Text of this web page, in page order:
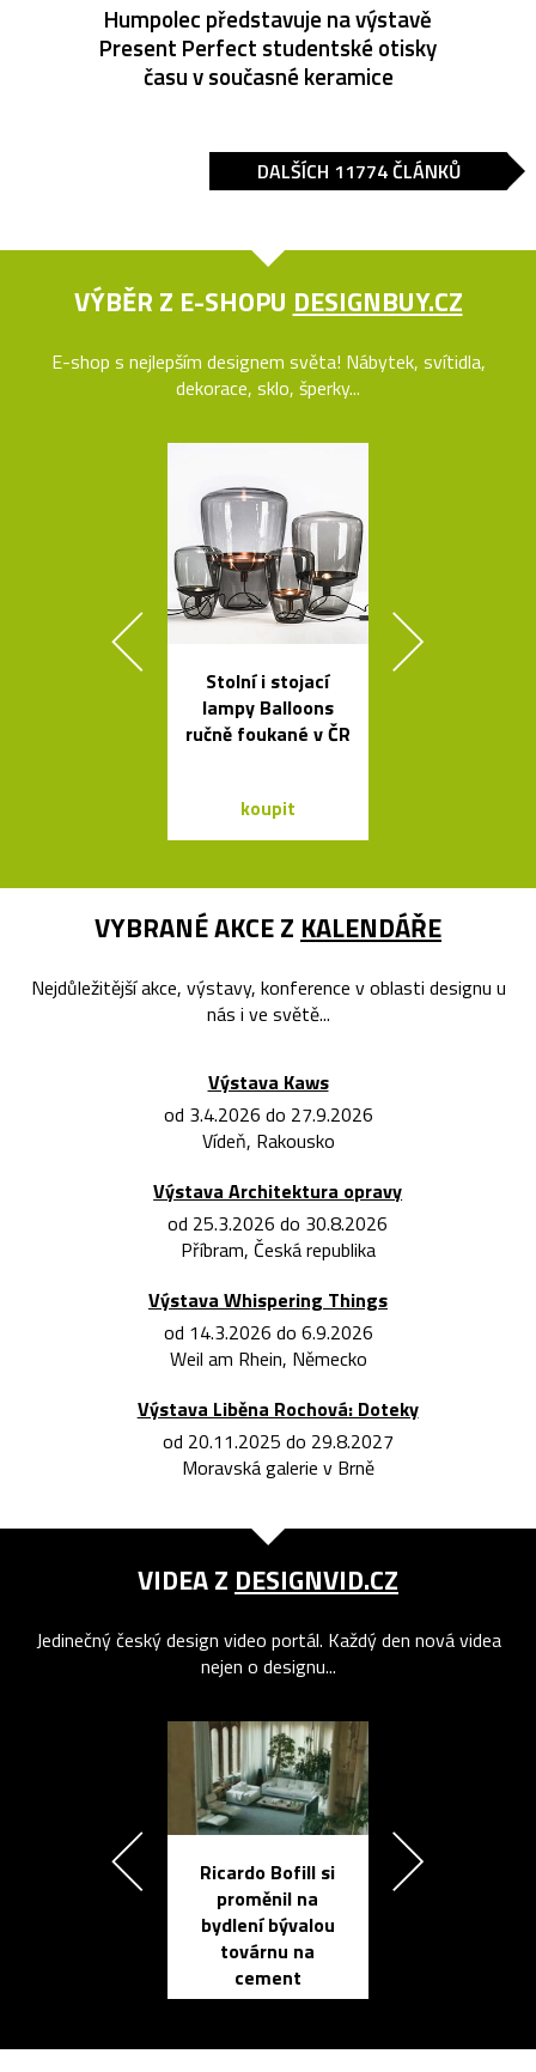
Humpolec představuje na výstavě
Present Perfect studentské otisky
času v současné keramice
DALŠÍCH 11774 ČLÁNKŮ
VÝBĚR Z E-SHOPU DESIGNBUY.CZ
E-shop s nejlepším designem světa! Nábytek, svítidla,
dekorace, sklo, šperky...
Stolní i stojací
lampy Balloons
ručně foukané v ČR
koupit
VYBRANÉ AKCE Z KALENDÁŘE
Nejdůležitější akce, výstavy, konference v oblasti designu u
nás i ve světě...
Výstava Kaws
od 3.4.2026 do 27.9.2026
Vídeň, Rakousko
Výstava Architektura opravy
od 25.3.2026 do 30.8.2026
Příbram, Česká republika
Výstava Whispering Things
od 14.3.2026 do 6.9.2026
Weil am Rhein, Německo
Výstava Liběna Rochová: Doteky
od 20.11.2025 do 29.8.2027
Moravská galerie v Brně
VIDEA Z DESIGNVID.CZ
Jedinečný český design video portál. Každý den nová videa
nejen o designu...
Ricardo Bofill si
proměnil na
bydlení bývalou
továrnu na
cement